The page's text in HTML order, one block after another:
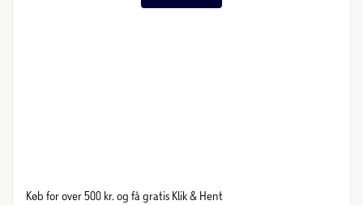
Køb for over 500 kr. og få gratis Klik & Hent